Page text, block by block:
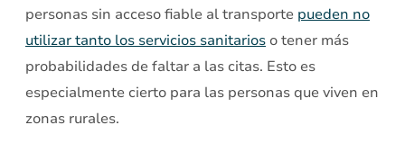
personas sin acceso fiable al transporte pueden no
utilizar tanto los servicios sanitarios o tener más
probabilidades de faltar a las citas. Esto es
especialmente cierto para las personas que viven en
zonas rurales.